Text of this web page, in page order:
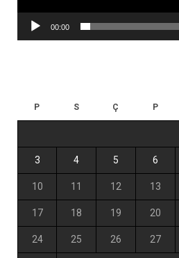
00:00
P S Ç P
3 4 5 6
10 11 12 13
17 18 19 20
24 25 26 27